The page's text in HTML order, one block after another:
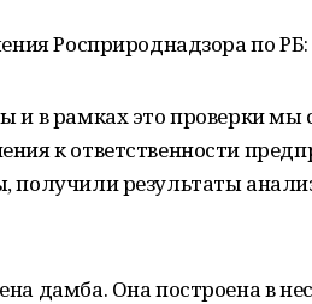
Росприроднадзора по РБ:
и в рамках это проверки мы
к ответственности
результаты
дамба. Она построена в